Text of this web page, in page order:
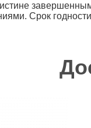
Срок годности